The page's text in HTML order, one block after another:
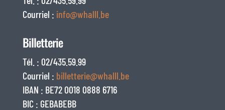
Courriel : info@whalll.be
Billetterie
Tél. : 02/435.59.99
Courriel : billetterie@whalll.be
IBAN : BE72 0018 0888 6716
BIC : GEBABEBB